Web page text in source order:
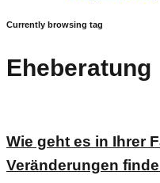
Currently browsing tag
Eheberatung
Wie geht es in Ihrer
Veränderungen